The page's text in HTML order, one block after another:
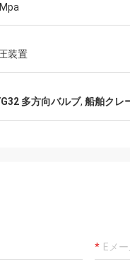
クトです確
い船積みおよ
す5つの星に
よ
装置
多方向バルブ, 船舶クレ